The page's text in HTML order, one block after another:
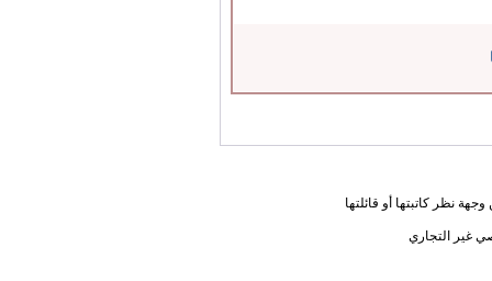
نظر كاتبتها أو قائلتها
غير التجاري